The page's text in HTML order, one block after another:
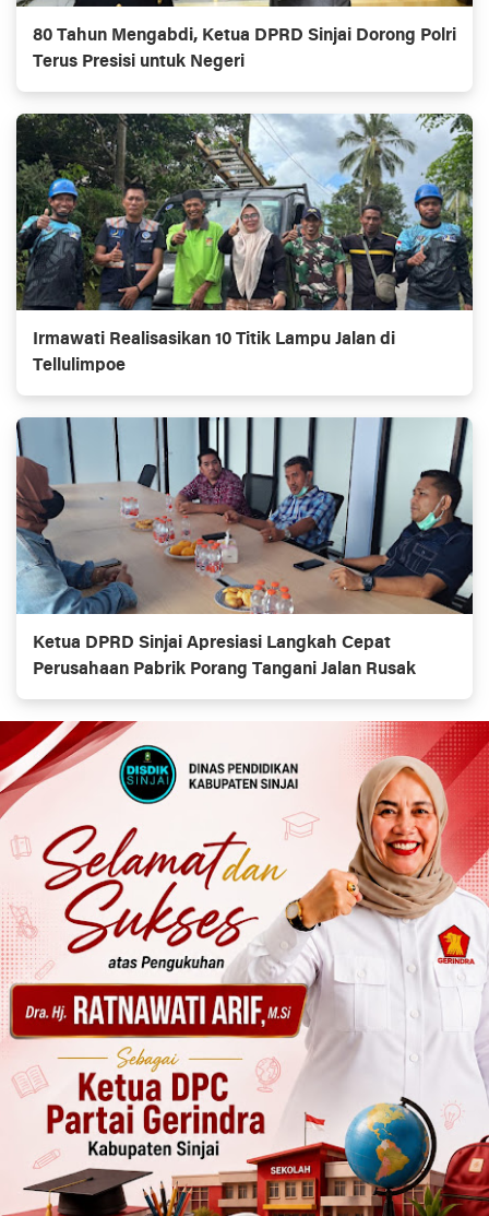
80 Tahun Mengabdi, Ketua DPRD Sinjai Dorong Polri
Terus Presisi untuk Negeri
Irmawati Realisasikan 10 Titik Lampu Jalan di
Tellulimpoe
Ketua DPRD Sinjai Apresiasi Langkah Cepat
Perusahaan Pabrik Porang Tangani Jalan Rusak